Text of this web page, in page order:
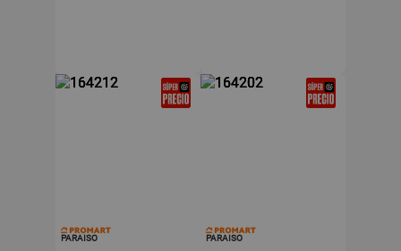
PARAISO PARAISO